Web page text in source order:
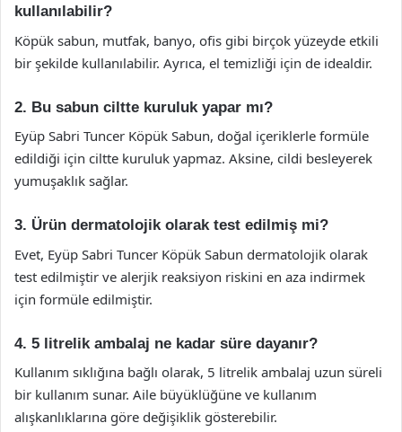
kullanılabilir?
Köpük sabun, mutfak, banyo, ofis gibi birçok yüzeyde etkili
bir şekilde kullanılabilir. Ayrıca, el temizliği için de idealdir.
2. Bu sabun ciltte kuruluk yapar mı?
Eyüp Sabri Tuncer Köpük Sabun, doğal içeriklerle formüle
edildiği için ciltte kuruluk yapmaz. Aksine, cildi besleyerek
yumuşaklık sağlar.
3. Ürün dermatolojik olarak test edilmiş mi?
Evet, Eyüp Sabri Tuncer Köpük Sabun dermatolojik olarak
test edilmiştir ve alerjik reaksiyon riskini en aza indirmek
için formüle edilmiştir.
4. 5 litrelik ambalaj ne kadar süre dayanır?
Kullanım sıklığına bağlı olarak, 5 litrelik ambalaj uzun süreli
bir kullanım sunar. Aile büyüklüğüne ve kullanım
alışkanlıklarına göre değişiklik gösterebilir.